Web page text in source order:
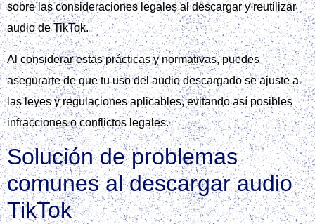
sobre las consideraciones legales al descargar y reutilizar
audio de TikTok.
Al considerar estas prácticas y normativas, puedes
asegurarte de que tu uso del audio descargado se ajuste a
las leyes y regulaciones aplicables, evitando así posibles
infracciones o conflictos legales.
Solución de problemas
comunes al descargar audio
TikTok